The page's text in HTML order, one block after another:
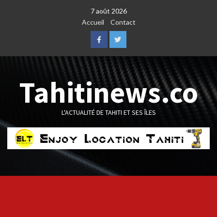
7 août 2026
Accueil
Contact
FacebookTwitter
Tahitinews.co
L'ACTUALITÉ DE TAHITI ET SES ÎLES